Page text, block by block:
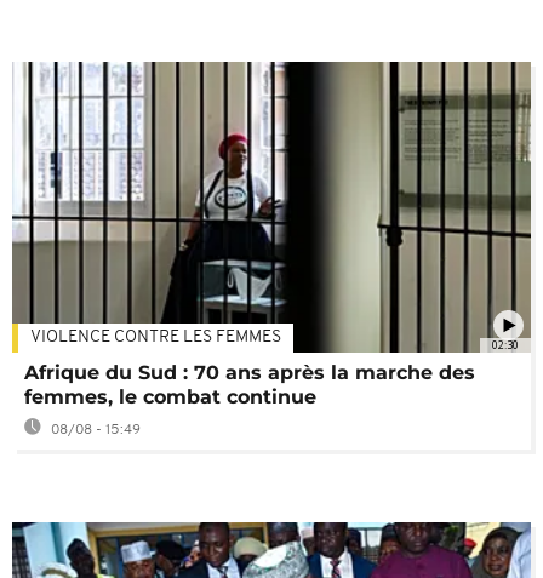
02:30
VIOLENCE CONTRE LES FEMMES
Afrique du Sud : 70 ans après la marche des
femmes, le combat continue
08/08 - 15:49